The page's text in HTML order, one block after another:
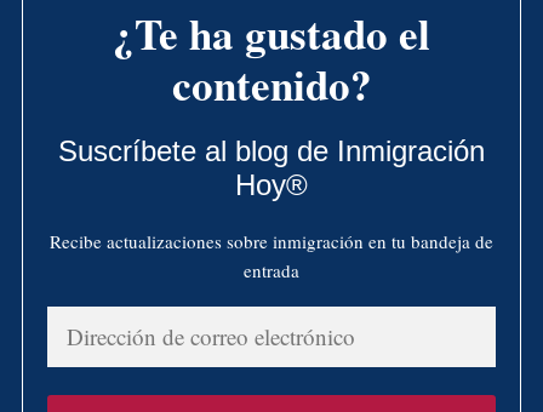
¿Te ha gustado el
contenido?
Suscríbete al blog de Inmigración
Hoy®
Recibe actualizaciones sobre inmigración en tu bandeja de
entrada
Dirección
correo